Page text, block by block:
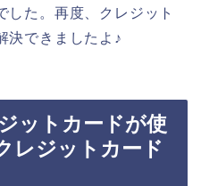
した。再度、クレジット
決できましたよ♪
ットカードが使
レジットカード